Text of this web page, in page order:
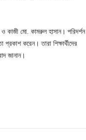
কাজী মো. কামরুল হাসান। পরিদর্শন
করেন। তারা শিক্ষার্থীদের
জানান।